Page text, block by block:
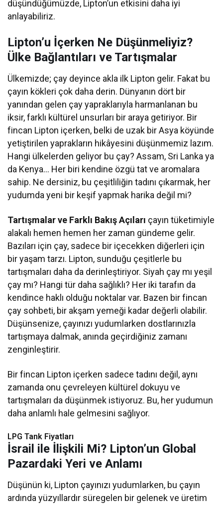
düşündüğümüzde, Lipton’un etkisini daha iyi
anlayabiliriz.
Lipton’u İçerken Ne Düşünmeliyiz?
Ülke Bağlantıları ve Tartışmalar
Ülkemizde; çay deyince akla ilk Lipton gelir. Fakat bu
çayın kökleri çok daha derin. Dünyanın dört bir
yanından gelen çay yapraklarıyla harmanlanan bu
iksir, farklı kültürel unsurları bir araya getiriyor. Bir
fincan Lipton içerken, belki de uzak bir Asya köyünde
yetiştirilen yaprakların hikâyesini düşünmemiz lazım.
Hangi ülkelerden geliyor bu çay? Assam, Sri Lanka ya
da Kenya… Her biri kendine özgü tat ve aromalara
sahip. Ne dersiniz, bu çeşitliliğin tadını çıkarmak, her
yudumda yeni bir keşif yapmak harika değil mi?
Tartışmalar ve Farklı Bakış Açıları çayın tüketimiyle
alakalı hemen hemen her zaman gündeme gelir.
Bazıları için çay, sadece bir içecekken diğerleri için
bir yaşam tarzı. Lipton, sunduğu çeşitlerle bu
tartışmaları daha da derinleştiriyor. Siyah çay mı yeşil
çay mı? Hangi tür daha sağlıklı? Her iki tarafın da
kendince haklı olduğu noktalar var. Bazen bir fincan
çay sohbeti, bir akşam yemeği kadar değerli olabilir.
Düşünsenize, çayınızı yudumlarken dostlarınızla
tartışmaya dalmak, anında geçirdiğiniz zamanı
zenginleştirir.
Bir fincan Lipton içerken sadece tadını değil, aynı
zamanda onu çevreleyen kültürel dokuyu ve
tartışmaları da düşünmek istiyoruz. Bu, her yudumun
daha anlamlı hale gelmesini sağlıyor.
LPG Tank Fiyatları
İsrail ile İlişkili Mi? Lipton’un Global
Pazardaki Yeri ve Anlamı
Düşünün ki, Lipton çayınızı yudumlarken, bu çayın
ardında yüzyıllardır süregelen bir gelenek ve üretim